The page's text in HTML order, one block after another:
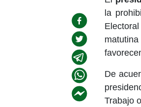
la
De
Trabajo